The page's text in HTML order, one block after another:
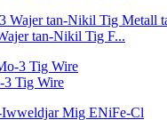
tan-Nikil Tig F...
Tig Wire